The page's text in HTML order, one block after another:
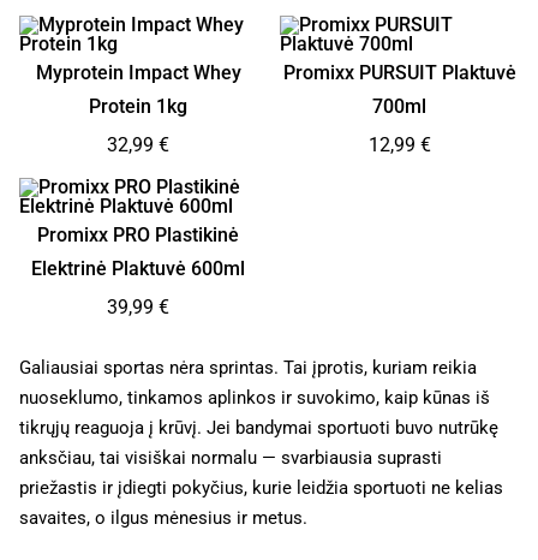
Myprotein Impact Whey
Protein 1kg
32,99€
Promixx PURSUIT Plaktuvė
700ml
12,99 €
Promixx PRO Plastikinė
Elektrinė Plaktuvė 600ml
39,99€
Galiausiai sportas nėra sprintas. Tai įprotis, kuriam reikia
nuoseklumo, tinkamos aplinkos ir suvokimo, kaip kūnas iš
tikrųjų reaguoja į krūvį. Jei bandymai sportuoti buvo nutrūkę
anksčiau, tai visiškai normalu — svarbiausia suprasti
priežastis ir įdiegti pokyčius, kurie leidžia sportuoti ne kelias
savaites, o ilgus mėnesius ir metus.